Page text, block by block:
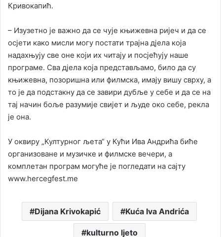
Кривокапић.
– Изузетно је важно да се чује књижевна ријеч и да се
осјети како мисли могу постати трајна дјела која
надахњују све оне који их читају и посјећују наше
програме. Сва дјела која представљамо, било да су
књижевна, позоришна или филмска, имају вишу сврху, а
то је да подстакну да се завири дубље у себе и да се на
тај начин боље разумије свијет и људе око себе, рекла
је она.
У оквиру „Културног љета“ у Кући Ива Андрића биће
организоване и музичке и филмске вечери, а
комплетан програм могуће је погледати на сајту
www.hercegfest.me
Dijana Krivokapić Kuća Iva Andrića
kulturno ljeto